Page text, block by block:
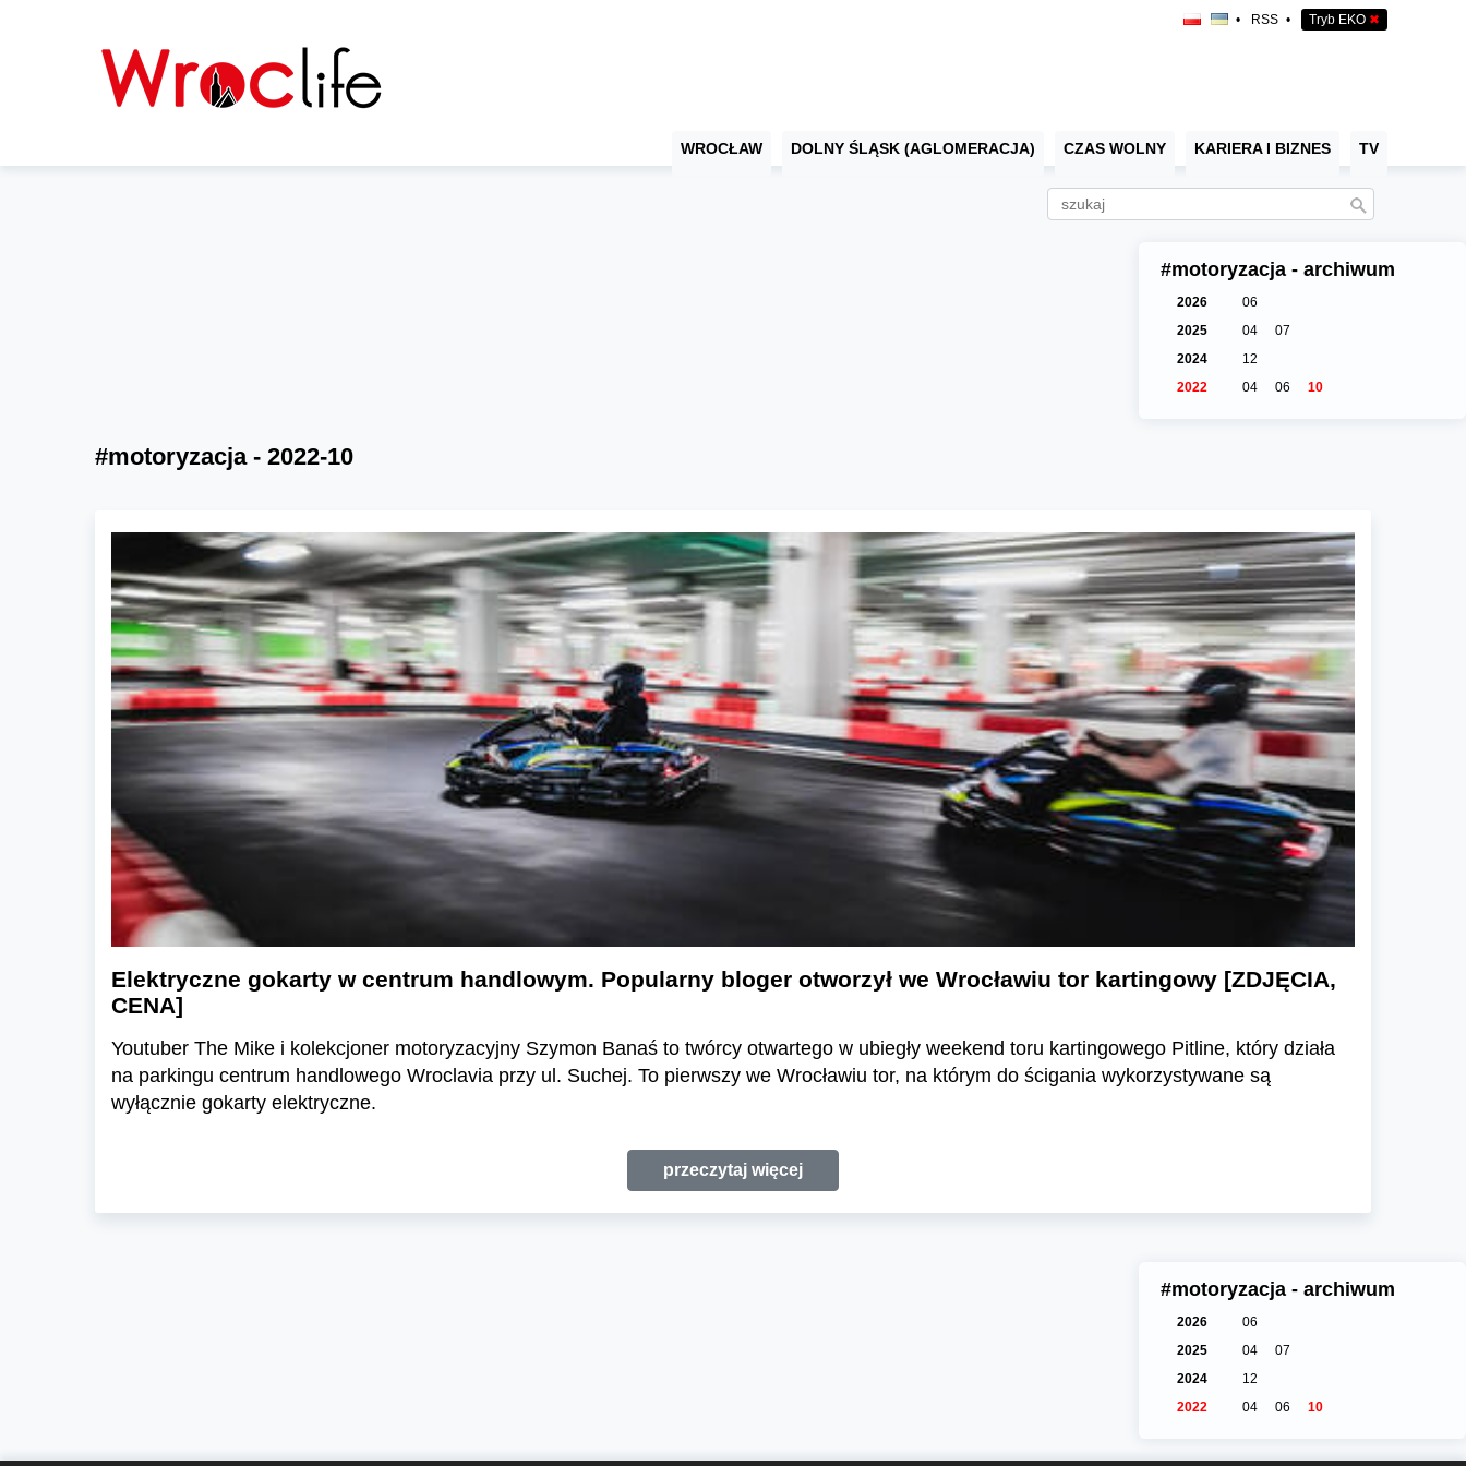
• RSS • Tryb EKO ✖
WROCŁAW DOLNY ŚLĄSK (AGLOMERACJA) CZAS WOLNY KARIERA I BIZNES TV
#motoryzacja - archiwum
2026
06
2025
04
07
2024
12
2022
04 06 10
#motoryzacja - 2022-10
Elektryczne gokarty w centrum handlowym. Popularny bloger otworzył we Wrocławiu tor kartingowy [ZDJĘCIA,
CENA]
Youtuber The Mike i kolekcjoner motoryzacyjny Szymon Banaś to twórcy otwartego w ubiegły weekend toru kartingowego Pitline, który działa
na parkingu centrum handlowego Wroclavia przy ul. Suchej. To pierwszy we Wrocławiu tor, na którym do ścigania wykorzystywane są
wyłącznie gokarty elektryczne.
przeczytaj więcej
#motoryzacja - archiwum
2026
06
2025
04
07
2024
12
2022
04 06 10